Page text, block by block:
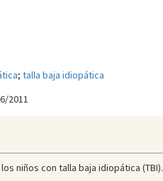
; talla baja idiopática
2011
niños con talla baja idiopática (TBI).